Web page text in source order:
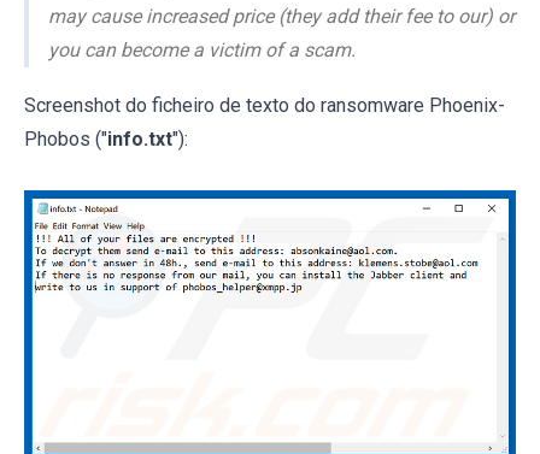
may cause increased price (they add their fee to our) or
you can become a victim of a scam.
Screenshot do ficheiro de texto do ransomware Phoenix-
Phobos ("info.txt"):